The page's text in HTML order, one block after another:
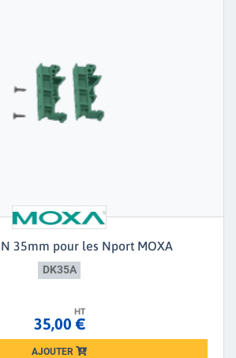
35mm pour les Nport MOXA
DK35A
HT
35,00 €
AJOUTER